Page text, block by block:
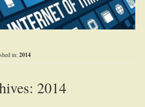
in:2014
2014